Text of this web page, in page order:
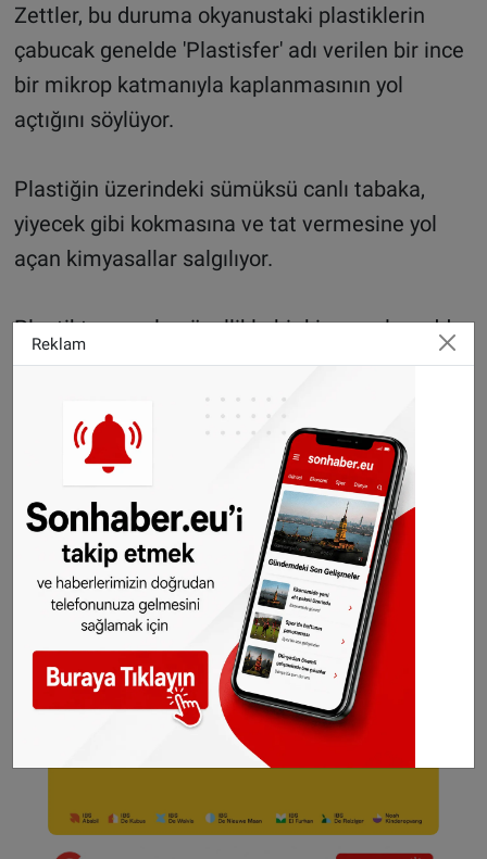
Zettler, bu duruma okyanustaki plastiklerin
çabucak genelde 'Plastisfer' adı verilen bir ince
bir mikrop katmanıyla kaplanmasının yol
açtığını söylüyor.
Plastiğin üzerindeki sümüksü canlı tabaka,
yiyecek gibi kokmasına ve tat vermesine yol
açan kimyasallar salgılıyor.
Plastikten yayılan özellikle bir kimyasal madde,
dimetil sülfit (DMS) aralarında balıkların da
bulunduğu hayvanları kendisine çekiyor.
Reklam